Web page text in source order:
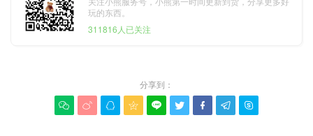
玩的东西。
311816人已关注
分享到：
        